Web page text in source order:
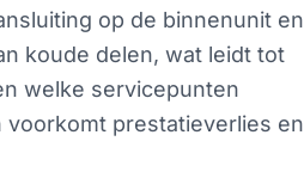
op de binnenunit en
koude delen, wat leidt tot
welke servicepunten
prestatieverlies en